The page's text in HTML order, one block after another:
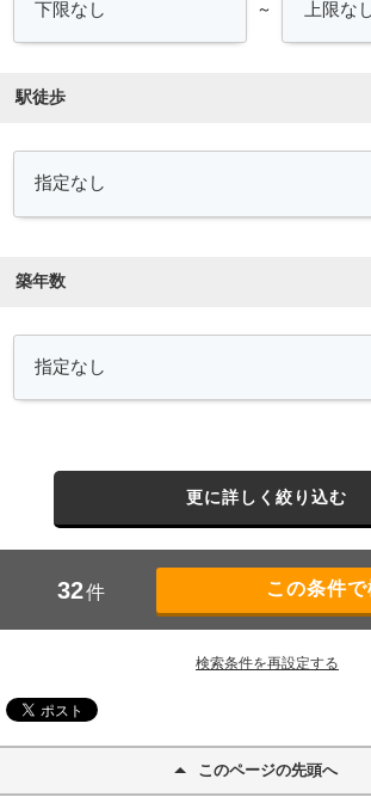
～
駅徒歩
築年数
更に詳しく絞り込む
32件
検索条件を再設定する
このページの先頭へ